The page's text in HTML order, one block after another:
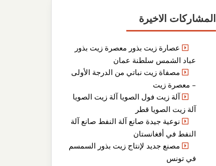
المشاركات الاخيرة
عصارة زيت بذور معصرة زيت بذور
عباد الشمس سلطنة عمان
مصفاة زيت نباتي من الدرجة الأولى
– معصرة زيت
آلة زيت فول الصويا آلة زيت الصويا
آلة زيت الصويا قطر
نوعية جيدة صانع آلة النفط صانع آلة
النفط في أفغانستان
مصنع جديد لإنتاج زيت بذور السمسم
في تونس